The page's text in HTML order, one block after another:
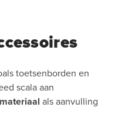
toetsenborden en
scala aan
als aanvulling